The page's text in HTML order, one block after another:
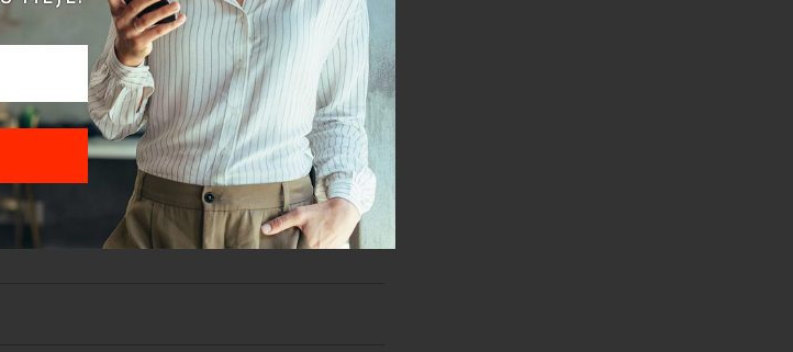
neće doprineti značajnom poskupljenju
bile uračunate u njegovu cenu.
da predstavnici turističkih agencija
o budućim pravilnicima koji preciznije
procesu neophodne i informacije iz
UTAS): Obustavili smo prodaju novih